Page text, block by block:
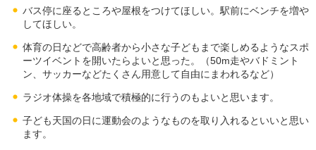
バス停に座るところや屋根をつけてほしい。駅前にベンチを増や
してほしい。
体育の日などで高齢者から小さな子どもまで楽しめるようなスポ
ーツイベントを開いたらよいと思った。（50m走やバドミント
ン、サッカーなどたくさん用意して自由にまわれるなど）
ラジオ体操を各地域で積極的に行うのもよいと思います。
子ども天国の日に運動会のようなものを取り入れるといいと思い
ます。